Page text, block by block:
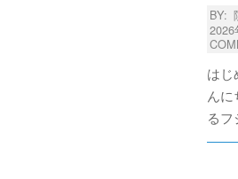
BY:
2026
は
ん
るフ